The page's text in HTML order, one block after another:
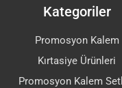
Kategoriler
Promosyon Kalem
Kırtasiye Ürünleri
Promosyon Kalem